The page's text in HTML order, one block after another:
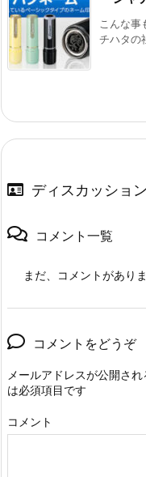
こんな
チハタの
ディスカッション
コメント一覧
まだ、コメントがあり
コメントをどうぞ
メールアドレスが公開され
は必須項目です
コメント